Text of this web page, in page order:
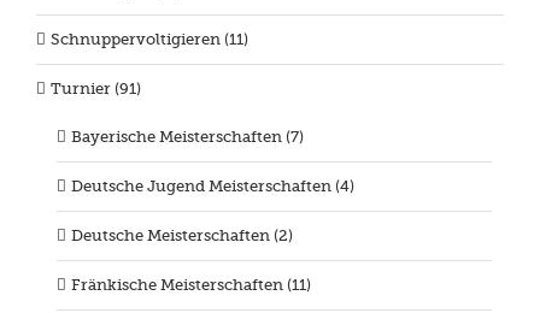
Schnuppervoltigieren (11)
Turnier (91)
Bayerische Meisterschaften (7)
Deutsche Jugend Meisterschaften (4)
Deutsche Meisterschaften (2)
Fränkische Meisterschaften (11)